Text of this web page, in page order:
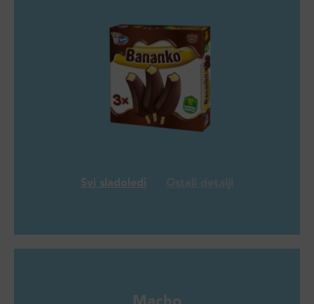
Svi sladoledi